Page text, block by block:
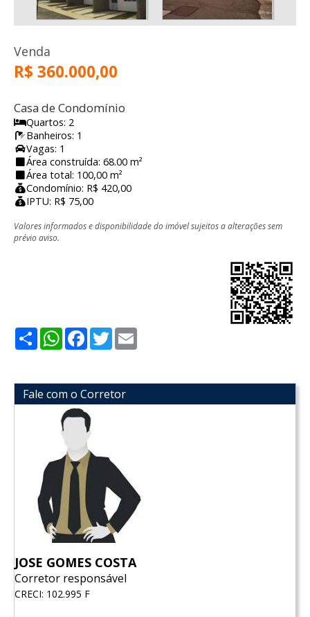
Venda
R$ 360.000,00
Casa de Condomínio
Quartos: 2
Banheiros: 1
Vagas: 1
Área construída: 68.00 m²
Área total: 100,00 m²
Condomínio: R$ 420,00
IPTU: R$ 75,00
Valores informados e disponibilidade do imóvel sujeitos a alterações sem
prévio aviso.
ShareWhatsApp
Facebook
Twitter
Fale com o Corretor
JOSE GOMES COSTA
Corretor responsável
CRECI: 102.995 F